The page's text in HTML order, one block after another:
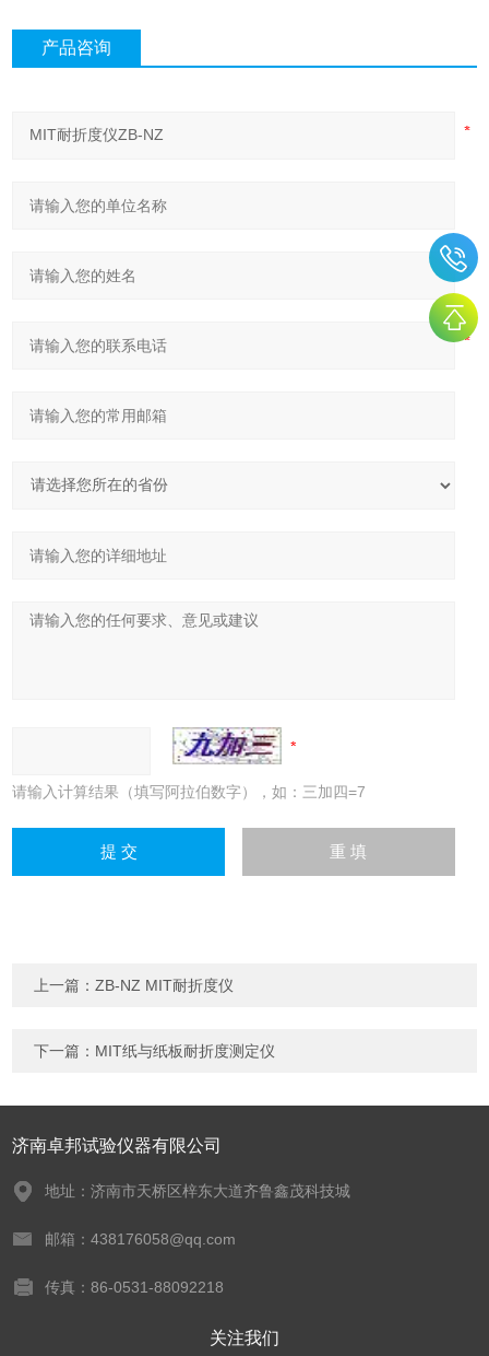
产品咨询
请输入计算结果（填写阿拉伯数字），如：三加四=7
上一篇：ZB-NZ MIT耐折度仪
下一篇： MIT纸与纸板耐折度测定仪
济南卓邦试验仪器有限公司
地址：济南市天桥区梓东大道齐鲁鑫茂科技城
邮箱：438176058@qq.com
传真：86-0531-88092218
关注我们